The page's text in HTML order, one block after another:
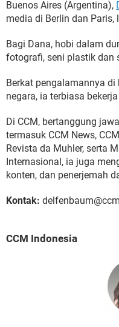
Buenos Aires (Argentina),
media di Berlin dan
Bagi Dana, hobi dalam
fotografi, seni plastik dan
Berkat pengalamannya
negara, ia terbiasa
Di CCM, bertanggung
termasuk CCM News,
Revista da Muhler, serta
Internasional, ia juga
konten, dan penerjemah
Kontak:
CCM Indonesia